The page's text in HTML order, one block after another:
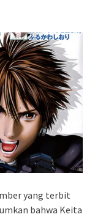
yang terbit
bahwa Keita